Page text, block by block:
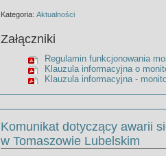
Kategoria:Aktualności
Załączniki
Regulamin funkcjonowania
Klauzula informacyjna o
Klauzula informacyjna -
Komunikat dotyczący awarii
w Tomaszowie Lubelskim